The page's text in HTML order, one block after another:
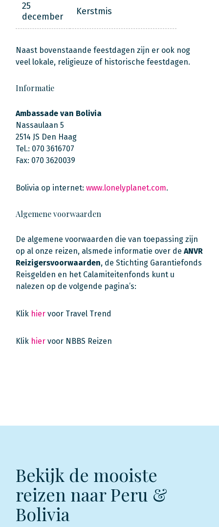
25
december
Kerstmis
Naast bovenstaande feestdagen zijn er ook nog
veel lokale, religieuze of historische feestdagen.
Informatie
Ambassade van Bolivia
Nassaulaan 5
2514 JS Den Haag
Tel.: 070 3616707
Fax: 070 3620039
Bolivia op internet: www.lonelyplanet.com.
Algemene voorwaarden
De algemene voorwaarden die van toepassing zijn
op al onze reizen, alsmede informatie over de ANVR
Reizigersvoorwaarden, de Stichting Garantiefonds
Reisgelden en het Calamiteitenfonds kunt u
nalezen op de volgende pagina’s:
Klik hier voor Travel Trend
Klik hier voor NBBS Reizen
Bekijk de mooiste
reizen naar Peru &
Bolivia